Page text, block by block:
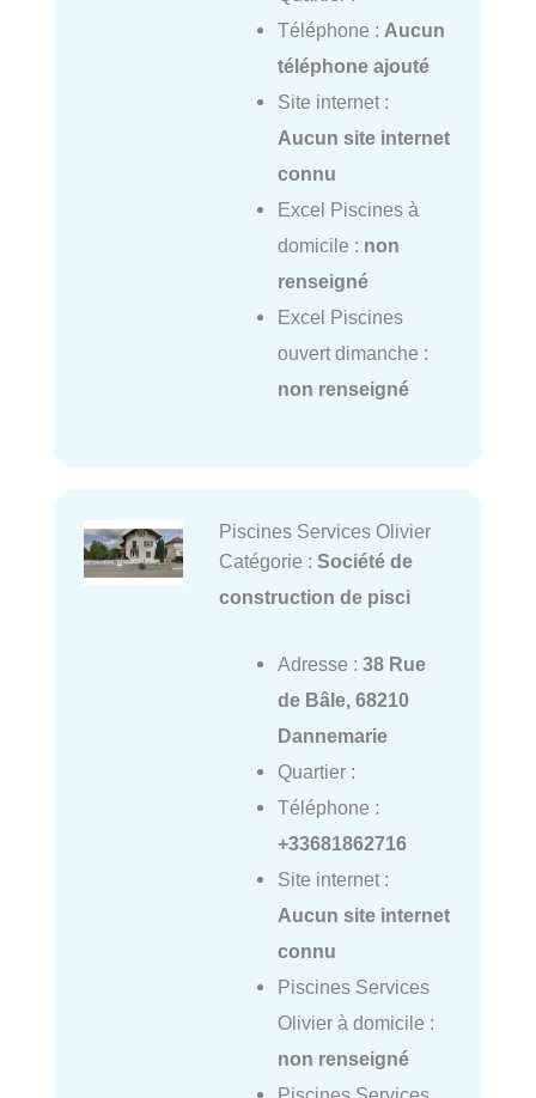
Téléphone : Aucun
téléphone ajouté
Site internet :
Aucun site internet
connu
Excel Piscines à
domicile : non
renseigné
Excel Piscines
ouvert dimanche :
non renseigné
Piscines Services Olivier
Catégorie : Société de
construction de pisci
Adresse : 38 Rue
de Bâle, 68210
Dannemarie
Quartier :
Téléphone :
+33681862716
Site internet :
Aucun site internet
connu
Piscines Services
Olivier à domicile :
non renseigné